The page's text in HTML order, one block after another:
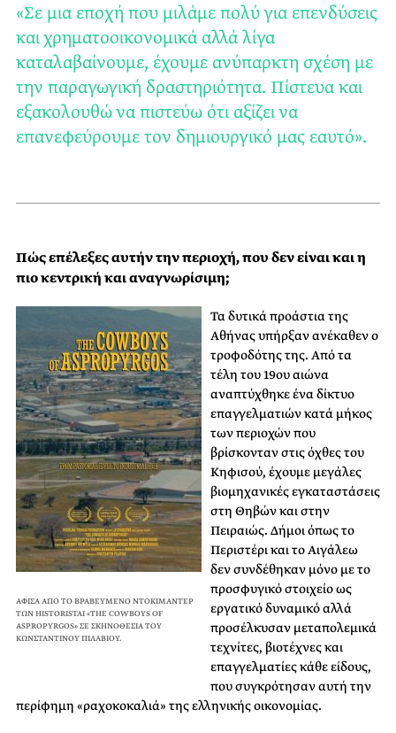
«Σε μια εποχή που μιλάμε πολύ για επενδύσεις
και χρηματοοικονομικά αλλά λίγα
καταλαβαίνουμε, έχουμε ανύπαρκτη σχέση με
την παραγωγική δραστηριότητα. Πίστευα και
εξακολουθώ να πιστεύω ότι αξίζει να
επανεφεύρουμε τον δημιουργικό μας εαυτό».
Πώς επέλεξες αυτήν την περιοχή, που δεν είναι και η
πιο κεντρική και αναγνωρίσιμη;
AΦΙΣΑ ΑΠΟ ΤΟ ΒΡΑΒΕΥΜΕΝΟ ΝΤΟΚΙΜΑΝΤΕΡ
ΤΩΝ HISTORISTAI «THE COWBOYS OF
ASPROPYRGOS» ΣΕ ΣΚΗΝΟΘΕΣΙΑ ΤΟΥ
ΚΩΝΣΤΑΝΤΙΝΟΥ ΠΙΛΑΒΙΟΥ.
Τα δυτικά προάστια της
Αθήνας υπήρξαν ανέκαθεν ο
τροφοδότης της. Από τα
τέλη του 19ου αιώνα
αναπτύχθηκε ένα δίκτυο
επαγγελματιών κατά μήκος
των περιοχών που
βρίσκονταν στις όχθες του
Κηφισού, έχουμε μεγάλες
βιομηχανικές εγκαταστάσεις
στη Θηβών και στην
Πειραιώς. Δήμοι όπως το
Περιστέρι και το Αιγάλεω
δεν συνδέθηκαν μόνο με το
προσφυγικό στοιχείο ως
εργατικό δυναμικό αλλά
προσέλκυσαν μεταπολεμικά
τεχνίτες, βιοτέχνες και
επαγγελματίες κάθε είδους,
που συγκρότησαν αυτή την
περίφημη «ραχοκοκαλιά» της ελληνικής οικονομίας.